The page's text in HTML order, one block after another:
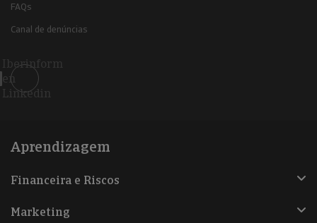
FAQs
Canal de denúncias
Iberinform
en
Linkedin
Aprendizagem
Financeira e Riscos
Marketing